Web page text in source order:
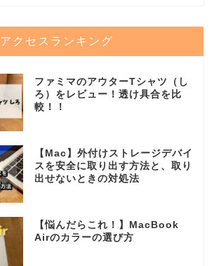
アクセスランキング
ファミマのアウターTシャツ（し
ろ）をレビュー！透け具合を比
較！！
【Mac】外付けストレージデバイ
スを安全に取り出す方法と、取り
出せないときの対処法
【悩んだらこれ！】MacBook
Airのカラーの選び方